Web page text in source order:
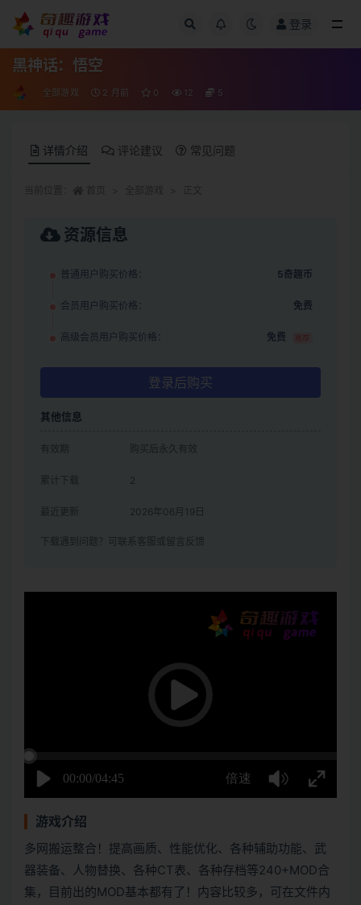
登录
黑神话：悟空
全部游戏 2 月前 0 12 5
详情介绍 评论建议 常见问题
资源信息
普通用户购买价格： 5奇趣币
会员用户购买价格： 免费
高级会员用户购买价格： 免费 推荐
登录后购买
其他信息
有效期 购买后永久有效
累计下载 2
最近更新 2026年06月19日
下载遇到问题？可联系客服或留言反馈
游戏介绍
多网搬运整合！提高画质、性能优化、各种辅助功能、武
器装备、人物替换、各种CT表、各种存档等240+MOD合
集，目前出的MOD基本都有了！内容比较多，可在文件内